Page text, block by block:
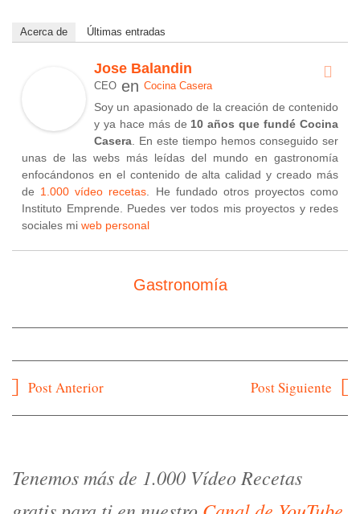
Acerca de Últimas entradas
Jose Balandin
CEO en Cocina Casera
Soy un apasionado de la creación de contenido
y ya hace más de 10 años que fundé Cocina
Casera . En este tiempo hemos conseguido ser
unas de las webs más leídas del mundo en gastronomía
enfocándonos en el contenido de alta calidad y creado más
de 1.000 vídeo recetas . He fundado otros proyectos como
Instituto Emprende. Puedes ver todos mis proyectos y redes
sociales mi web personal
Gastronomía
Navegación
Post Anterior Post Siguiente
Tenemos más de 1.000 Vídeo Recetas